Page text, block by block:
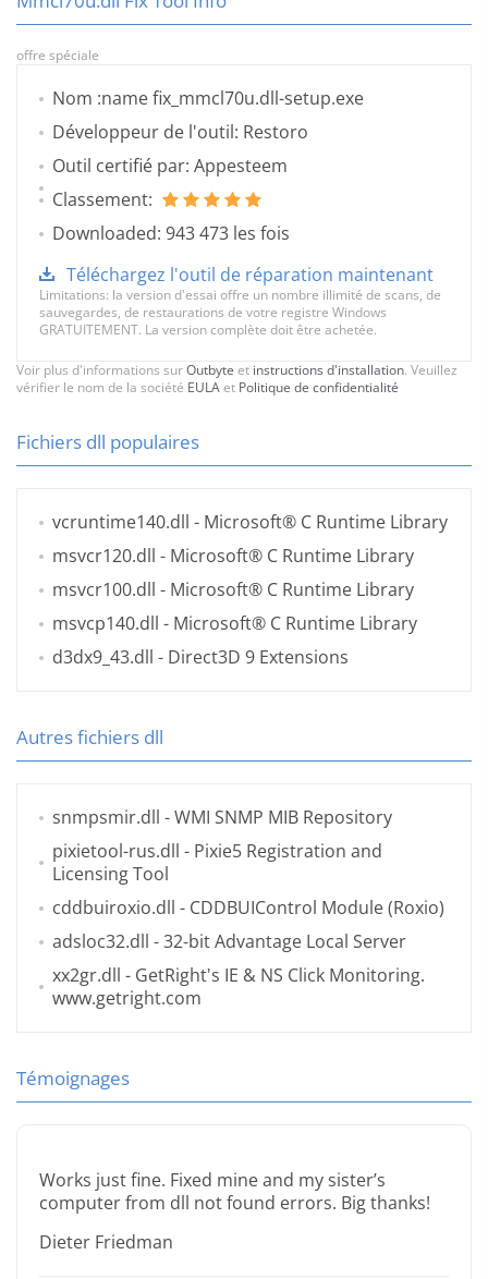
offre spéciale
Nom :name fix_mmcl70u.dll-setup.exe
Développeur de l'outil: Restoro
Outil certifié par: Appesteem
Classement:
Downloaded: 943 473 les fois
Téléchargez l'outil de réparation maintenant
Limitations: la version d'essai offre un nombre illimité de scans, de
sauvegardes, de restaurations de votre registre Windows
GRATUITEMENT. La version complète doit être achetée.
Voir plus d'informations surOutbyte et instructions d'installation. Veuillez
vérifier le nom de la société EULAet Politique de confidentialité
Fichiers dll populaires
vcruntime140.dll - Microsoft® C Runtime Library
msvcr120.dll - Microsoft® C Runtime Library
msvcr100.dll - Microsoft® C Runtime Library
msvcp140.dll - Microsoft® C Runtime Library
d3dx9_43.dll - Direct3D 9 Extensions
Autres fichiers dll
snmpsmir.dll - WMI SNMP MIB Repository
pixietool-rus.dll - Pixie5 Registration and
Licensing Tool
cddbuiroxio.dll - CDDBUIControl Module (Roxio)
adsloc32.dll - 32-bit Advantage Local Server
xx2gr.dll - GetRight's IE & NS Click Monitoring.
www.getright.com
Témoignages
Works just fine. Fixed mine and my sister’s
computer from dll not found errors. Big thanks!
Dieter Friedman